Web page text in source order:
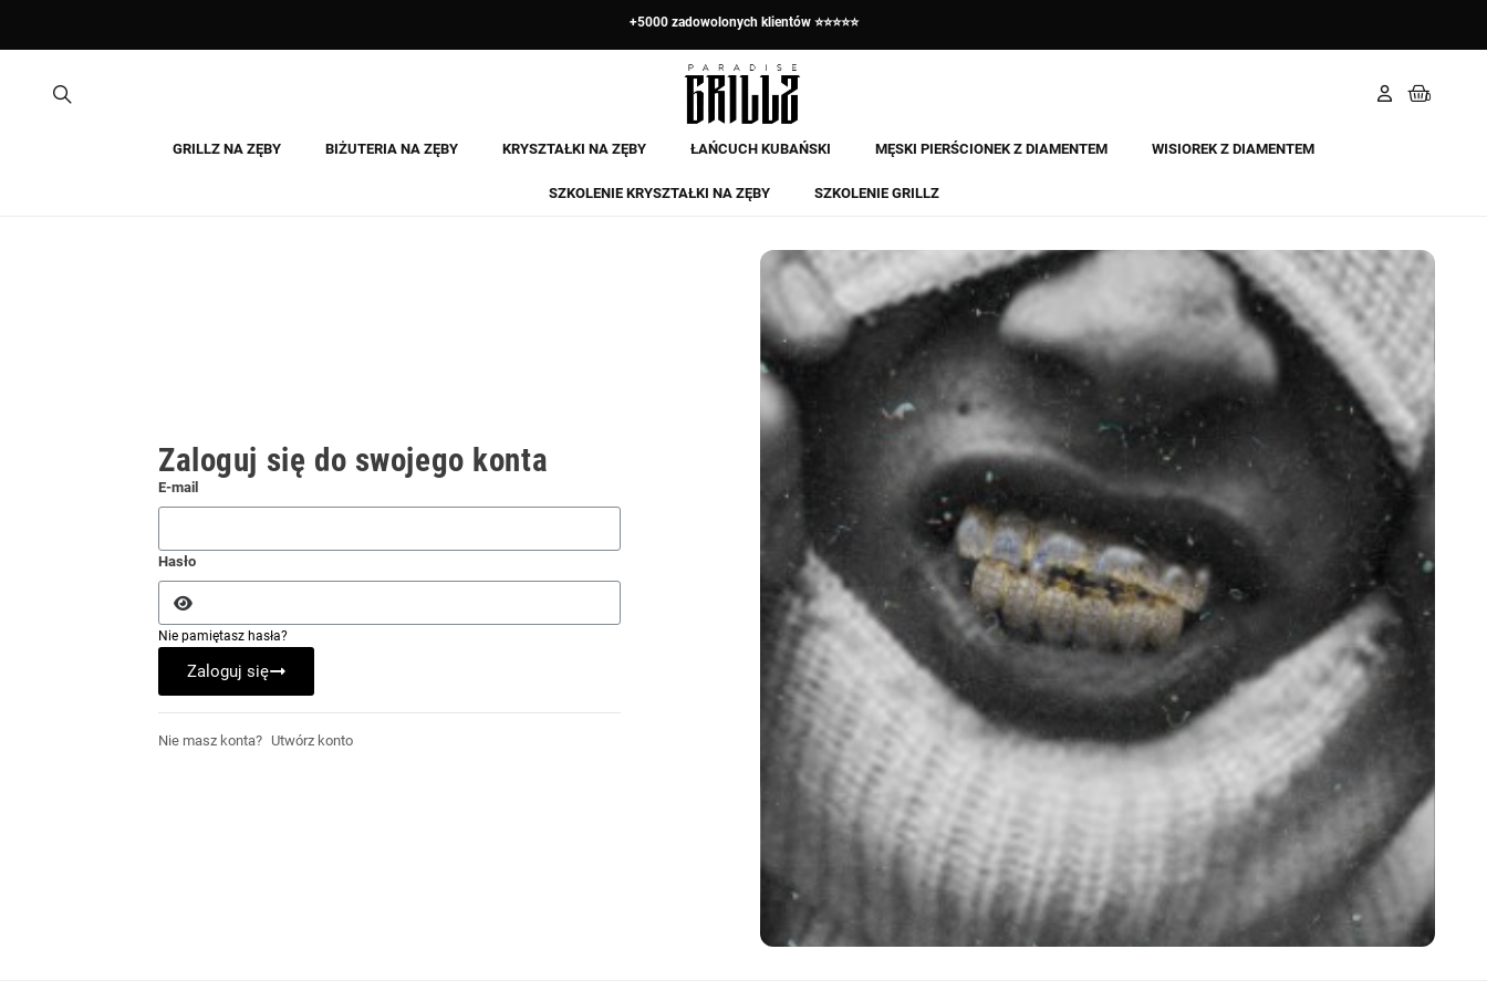
+5000 zadowolonych klientów ⭐⭐⭐⭐⭐
GRILLZ NA ZĘBY BIŻUTERIA NA ZĘBY KRYSZTAŁKI NA ZĘBY ŁAŃCUCH KUBAŃSKI MĘSKI PIERŚCIONEK Z DIAMENTEM WISIOREK Z DIAMENTEM
SZKOLENIE KRYSZTAŁKI NA ZĘBY SZKOLENIE GRILLZ
Zaloguj się do swojego konta
E-mail
Hasło
Nie pamiętasz hasła?
Zaloguj się
Nie masz konta? Utwórz konto